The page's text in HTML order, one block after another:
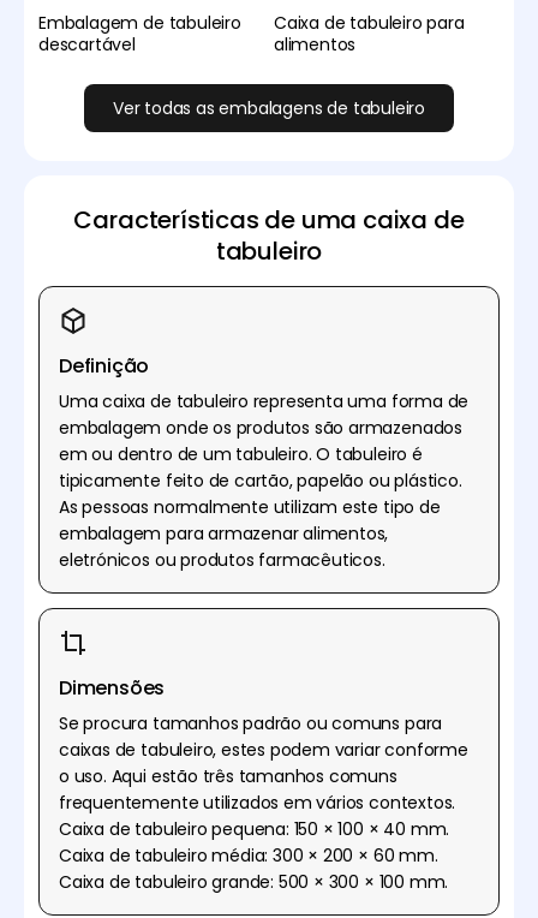
Embalagem de tabuleiro
descartável
Caixa de tabuleiro para
alimentos
Ver todas as embalagens de tabuleiro
Características de uma caixa de
tabuleiro
Definição
Uma caixa de tabuleiro representa uma forma de
embalagem onde os produtos são armazenados
em ou dentro de um tabuleiro. O tabuleiro é
tipicamente feito de cartão, papelão ou plástico.
As pessoas normalmente utilizam este tipo de
embalagem para armazenar alimentos,
eletrónicos ou produtos farmacêuticos.
Dimensões
Se procura tamanhos padrão ou comuns para
caixas de tabuleiro, estes podem variar conforme
o uso. Aqui estão três tamanhos comuns
frequentemente utilizados em vários contextos.
Caixa de tabuleiro pequena: 150 × 100 × 40 mm.
Caixa de tabuleiro média: 300 × 200 × 60 mm.
Caixa de tabuleiro grande: 500 × 300 × 100 mm.